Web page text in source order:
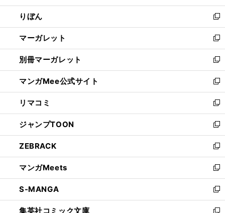
開
く
ウ
で
開
く
ン
ド
ウ
で
開
く
ウ
ィ
ン
ド
ウ
で
開
く
りぼん
新
し
い
ウ
ィ
ン
ド
ウ
で
開
く
マーガレット
新
し
い
ウ
ィ
ン
ド
ウ
で
開
く
別冊マーガレット
新
し
い
ウ
ィ
ン
ド
ウ
で
開
く
マンガMee公式サイト
新
し
い
ウ
ィ
ン
ド
ウ
で
開
く
リマコミ
新
し
い
ウ
ィ
ン
ド
ウ
で
開
く
ジャンプTOON
新
し
い
ウ
ィ
ン
ド
ウ
で
ZEBRACK
新
し
い
ウ
ィ
ン
マンガMeets
新
し
い
ウ
S-MANGA
新
し
集英社コミック文庫